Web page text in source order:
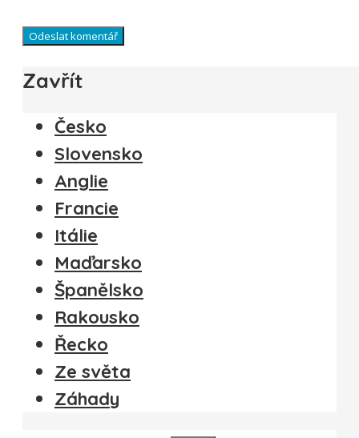
Zavřít
Česko
Slovensko
Anglie
Francie
Itálie
Maďarsko
Španělsko
Rakousko
Řecko
Ze světa
Záhady